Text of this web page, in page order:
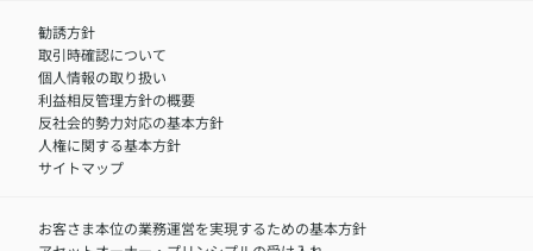
​お客さまを金融犯罪からお守りするために
アクサグループについて
職）
中途採用：フィナンシャルプラン・アドバイザー（営業職）
障害者採用
勧誘方針
取引時確認について
個人情報の取り扱い
利益相反管理方針の概要
反社会的勢力対応の基本方針
人権に関する基本方針
サイトマップ
お客さま本位の業務運営を実現するための基本方針